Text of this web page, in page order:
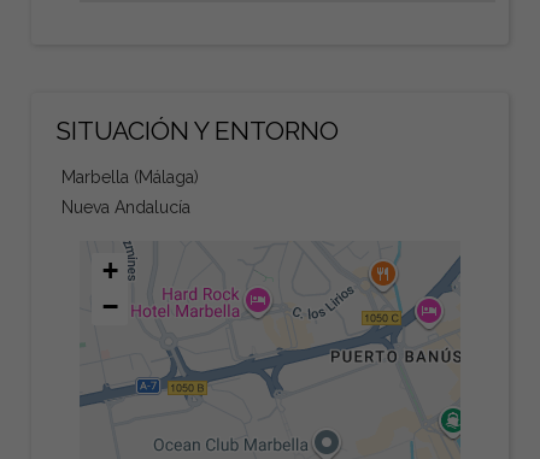
SITUACIÓN Y ENTORNO
Marbella (Málaga)
Nueva Andalucía
+
−